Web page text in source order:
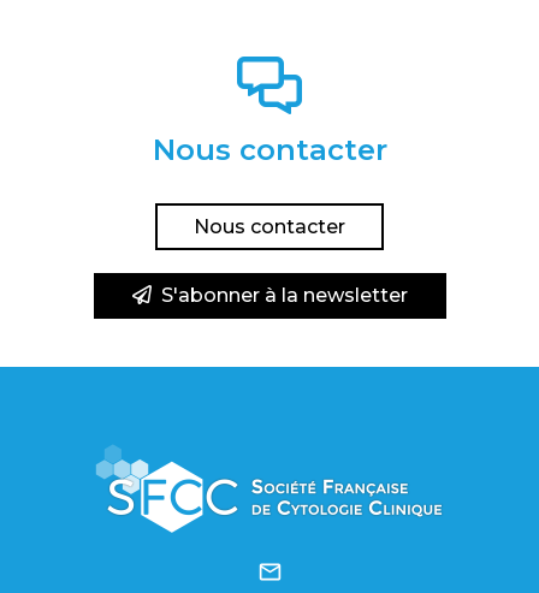
Nous contacter
Nous contacter
S'abonner à la newsletter
mail_outline